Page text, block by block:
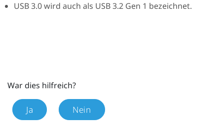
USB 3.0 wird auch als USB 3.2 Gen 1 bezeichnet.
War dies hilfreich?
Ja Nein